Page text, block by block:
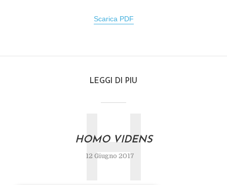
Scarica PDF
LEGGI DI PIU
HOMO VIDENS
12 Giugno 2017
H